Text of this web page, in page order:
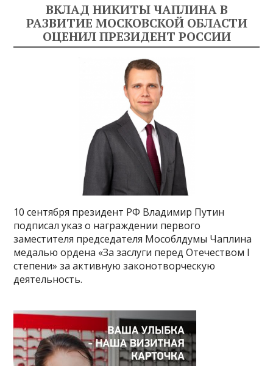
ВКЛАД НИКИТЫ ЧАПЛИНА В
РАЗВИТИЕ МОСКОВСКОЙ ОБЛАСТИ
ОЦЕНИЛ ПРЕЗИДЕНТ РОССИИ
10 сентября президент РФ Владимир Путин
подписал указ о награждении первого
заместителя председателя Мособлдумы Чаплина
медалью ордена «За заслуги перед Отечеством I
степени» за активную законотворческую
деятельность.